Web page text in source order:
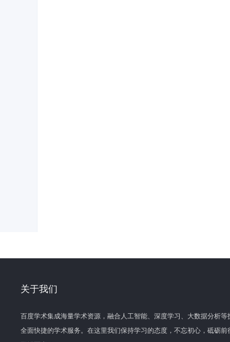
关于我们
百度学术集成海量学术资源，融合人工智能、深度学习、大数据分析
全面快捷的学术服务。在这里我们保持学习的态度，不忘初心，砥砺前